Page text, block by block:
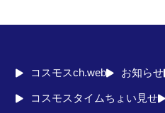
コスモスch.web お知らせ
コスモスタイムちょい見せ